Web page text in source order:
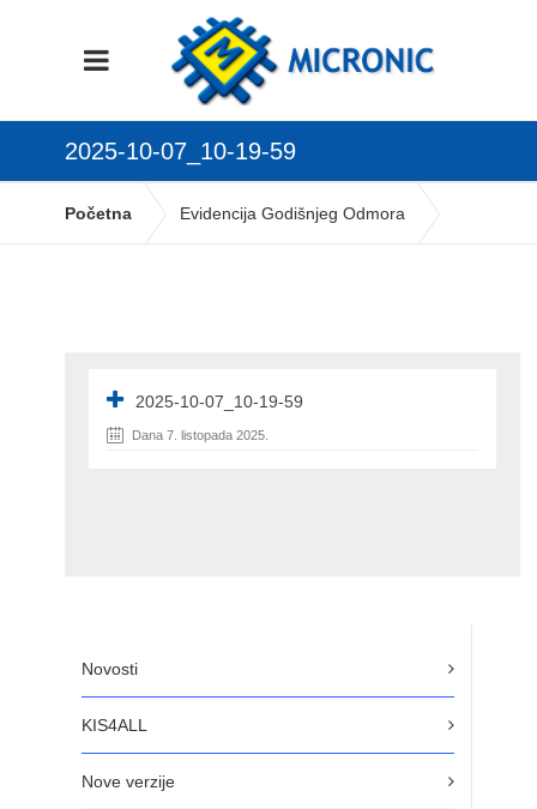
2025-10-07_10-19-59
Početna Evidencija Godišnjeg Odmora
Novosti
KIS4ALL
Nove verzije
2025-10-07_10-19-59
Dana 7. listopada 2025.